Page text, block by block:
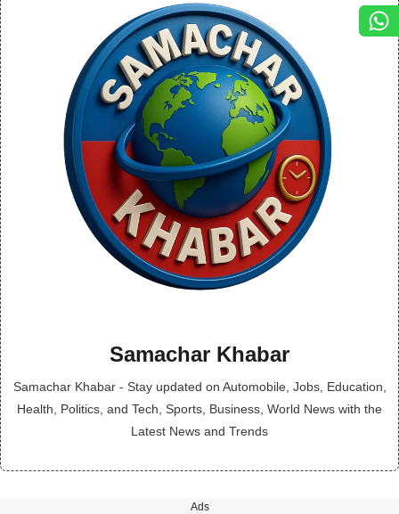
Samachar Khabar
Samachar Khabar - Stay updated on Automobile, Jobs, Education,
Health, Politics, and Tech, Sports, Business, World News with the
Latest News and Trends
Ads